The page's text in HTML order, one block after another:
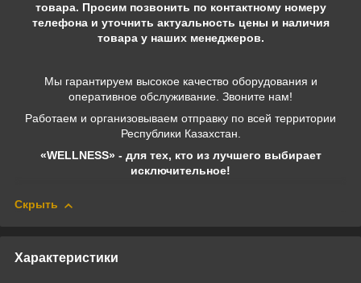
товара. Просим позвонить по контактному номеру
телефона и уточнить актуальность цены и наличия
товара у наших менеджеров.
Мы гарантируем высокое качество оборудования и
оперативное обслуживание. Звоните нам!
Работаем и организовываем отправку по всей территории
Республики Казахстан.
«WELLNESS» - для тех, кто из лучшего выбирает
исключительное!
Скрыть
Характеристики